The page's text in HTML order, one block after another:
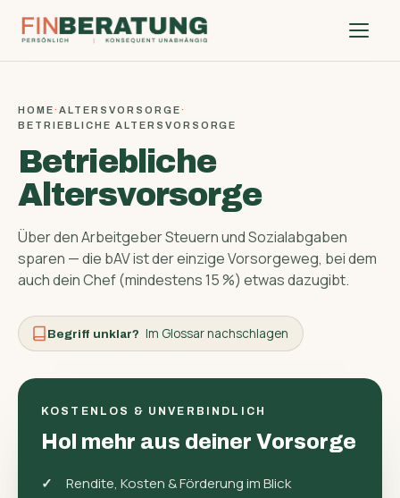
HOME· ALTERSVORSORGE·
BETRIEBLICHE ALTERSVORSORGE
Betriebliche
Altersvorsorge
Über den Arbeitgeber Steuern und Sozialabgaben
sparen — die bAV ist der einzige Vorsorgeweg, bei dem
auch dein Chef (mindestens 15 %) etwas dazugibt.
Begriff unklar? Im Glossar nachschlagen
KOSTENLOS & UNVERBINDLICH
Hol mehr aus deiner Vorsorge
Rendite, Kosten & Förderung im Blick